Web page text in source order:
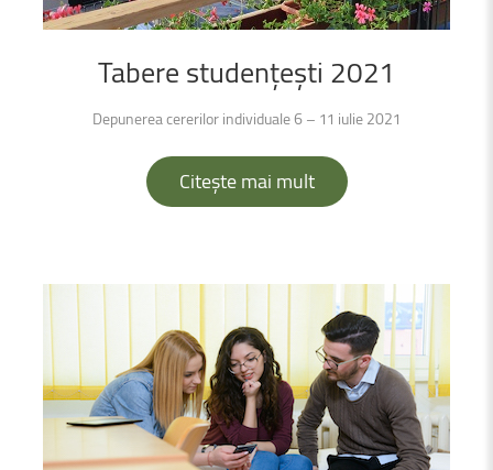
Tabere studențești 2021
Depunerea cererilor individuale 6 – 11 iulie 2021
Citește mai mult